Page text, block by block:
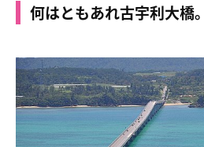
何はともあれ古宇利大橋。